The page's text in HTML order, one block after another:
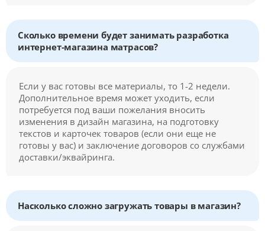
Сколько времени будет занимать разработка
интернет-магазина матрасов?
Если у вас готовы все материалы, то 1-2 недели.
Дополнительное время может уходить, если
потребуется под ваши пожелания вносить
изменения в дизайн магазина, на подготовку
текстов и карточек товаров (если они еще не
готовы у вас) и заключение договоров со службами
доставки/эквайринга.
Насколько сложно загружать товары в магазин?